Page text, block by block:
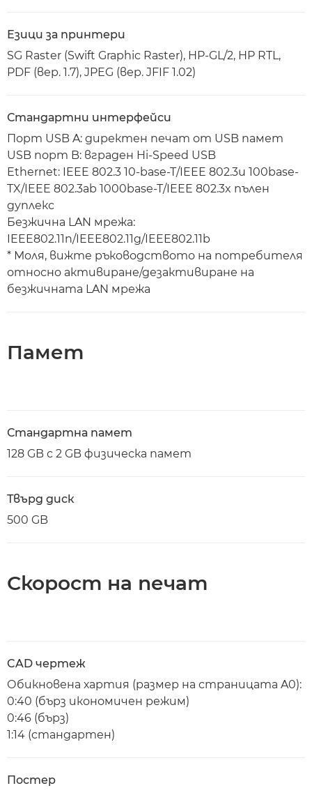
Езици за принтери
SG Raster (Swift Graphic Raster), HP-GL/2, HP RTL,
PDF (вер. 1.7), JPEG (вер. JFIF 1.02)
Стандартни интерфейси
Порт USB A: директен печат от USB памет
USB порт B: вграден Hi-Speed USB
Ethernet: IEEE 802.3 10-base-T/IEEE 802.3u 100base-
TX/IEEE 802.3ab 1000base-T/IEEE 802.3x пълен
дуплекс
Безжична LAN мрежа:
IEEE802.11n/IEEE802.11g/IEEE802.11b
* Моля, вижте ръководството на потребителя
относно активиране/дезактивиране на
безжичната LAN мрежа
Памет
Стандартна памет
128 GB с 2 GB физическа памет
Твърд диск
500 GB
Скорост на печат
CAD чертеж
Обикновена хартия (размер на страницата A0):
0:40 (бърз икономичен режим)
0:46 (бърз)
1:14 (стандартен)
Постер